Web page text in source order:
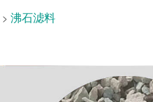
> 沸石滤料